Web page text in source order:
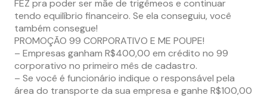
FEZ pra poder ser mãe de trigêmeos e continuar
tendo equilíbrio financeiro. Se ela conseguiu, você
também consegue!
PROMOÇÃO 99 CORPORATIVO E ME POUPE!
– Empresas ganham R$400,00 em crédito no 99
corporativo no primeiro mês de cadastro.
– Se você é funcionário indique o responsável pela
área do transporte da sua empresa e ganhe R$100,00